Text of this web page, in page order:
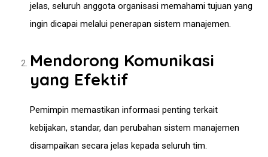
jelas, seluruh anggota organisasi memahami tujuan yang
ingin dicapai melalui penerapan sistem manajemen.
Mendorong Komunikasi
yang Efektif
Pemimpin memastikan informasi penting terkait
kebijakan, standar, dan perubahan sistem manajemen
disampaikan secara jelas kepada seluruh tim.